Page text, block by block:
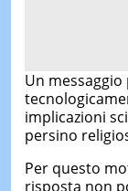
Un
implicazioni
persino
Per questo
risposta non